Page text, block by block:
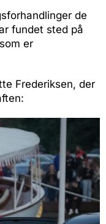
de
fundet sted på
er
Frederiksen, der